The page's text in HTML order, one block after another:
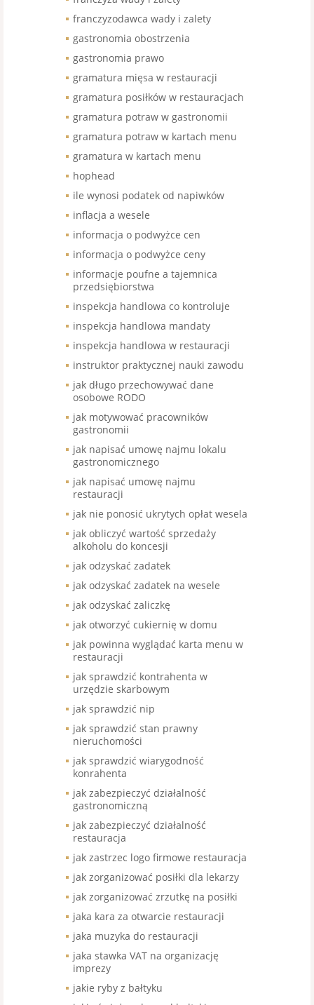
franczyzodawca wady i zalety
gastronomia obostrzenia
gastronomia prawo
gramatura mięsa w restauracji
gramatura posiłków w restauracjach
gramatura potraw w gastronomii
gramatura potraw w kartach menu
gramatura w kartach menu
hophead
ile wynosi podatek od napiwków
inflacja a wesele
informacja o podwyżce cen
informacja o podwyżce ceny
informacje poufne a tajemnica
przedsiębiorstwa
inspekcja handlowa co kontroluje
inspekcja handlowa mandaty
inspekcja handlowa w restauracji
instruktor praktycznej nauki zawodu
jak długo przechowywać dane
osobowe RODO
jak motywować pracowników
gastronomii
jak napisać umowę najmu lokalu
gastronomicznego
jak napisać umowę najmu
restauracji
jak nie ponosić ukrytych opłat wesela
jak obliczyć wartość sprzedaży
alkoholu do koncesji
jak odzyskać zadatek
jak odzyskać zadatek na wesele
jak odzyskać zaliczkę
jak otworzyć cukiernię w domu
jak powinna wyglądać karta menu w
restauracji
jak sprawdzić kontrahenta w
urzędzie skarbowym
jak sprawdzić nip
jak sprawdzić stan prawny
nieruchomości
jak sprawdzić wiarygodność
konrahenta
jak zabezpieczyć działalność
gastronomiczną
jak zabezpieczyć działalność
restauracja
jak zastrzec logo firmowe restauracja
jak zorganizować posiłki dla lekarzy
jak zorganizować zrzutkę na posiłki
jaka kara za otwarcie restauracji
jaka muzyka do restauracji
jaka stawka VAT na organizację
imprezy
jakie ryby z bałtyku